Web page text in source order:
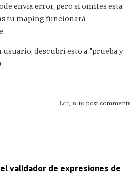
envia error, pero si omites esta
tu maping funcionará
usuario, descubrí esto a "prueba y
Log in to post comments
el validador de expresiones de